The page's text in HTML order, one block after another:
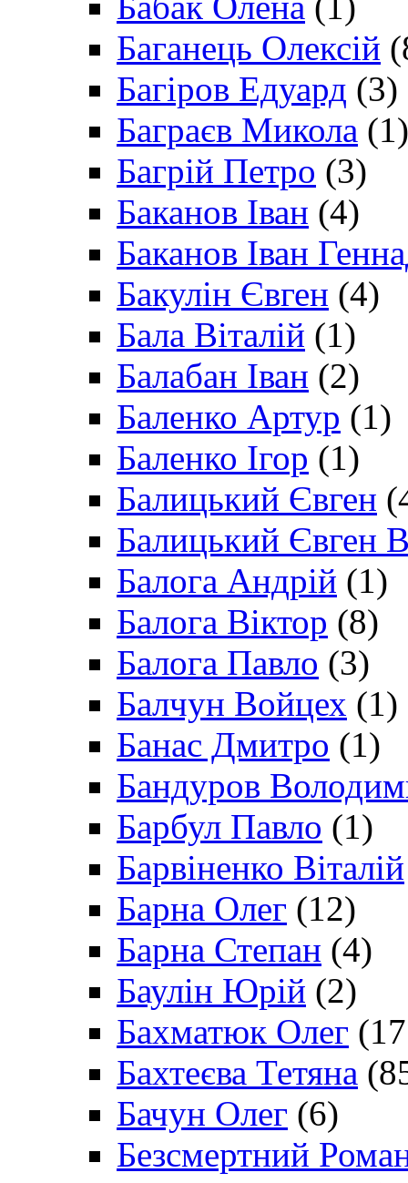
Баганець Олексій
Багіров Едуард (3)
Баграєв Микола (1)
Багрій Петро (3)
Баканов Іван (4)
Баканов Іван
Бакулін Євген (4)
Бала Віталій (1)
Балабан Іван (2)
Баленко Артур (1)
Баленко Ігор (1)
Балицький Євген
Балицький Євген
Балога Андрій (1)
Балога Віктор (8)
Балога Павло (3)
Балчун Войцех (1)
Банас Дмитро (1)
Бандуров
Барбул Павло (1)
Барвіненко Віталій
Барна Олег (12)
Барна Степан (4)
Баулін Юрій (2)
Бахматюк Олег
Бахтеєва Тетяна
Бачун Олег (6)
Безсмертний